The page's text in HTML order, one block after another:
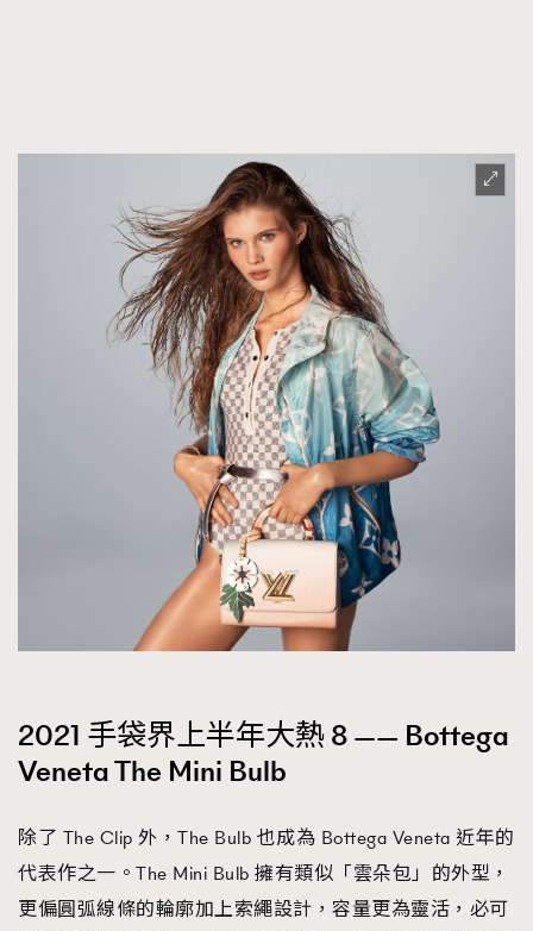
2021 手袋界上半年大熱 8 —— Bottega
Veneta The Mini Bulb
除了 The Clip 外，The Bulb 也成為 Bottega Veneta 近年的
代表作之一。The Mini Bulb 擁有類似「雲朵包」的外型，
更偏圓弧線條的輪廓加上索繩設計，容量更為靈活，必可